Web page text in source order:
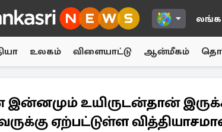
உலகம் விளையாட்டு ஆன்மீகம்
இன்னமும் உயிருடன்தான்
ஏற்பட்டுள்ள